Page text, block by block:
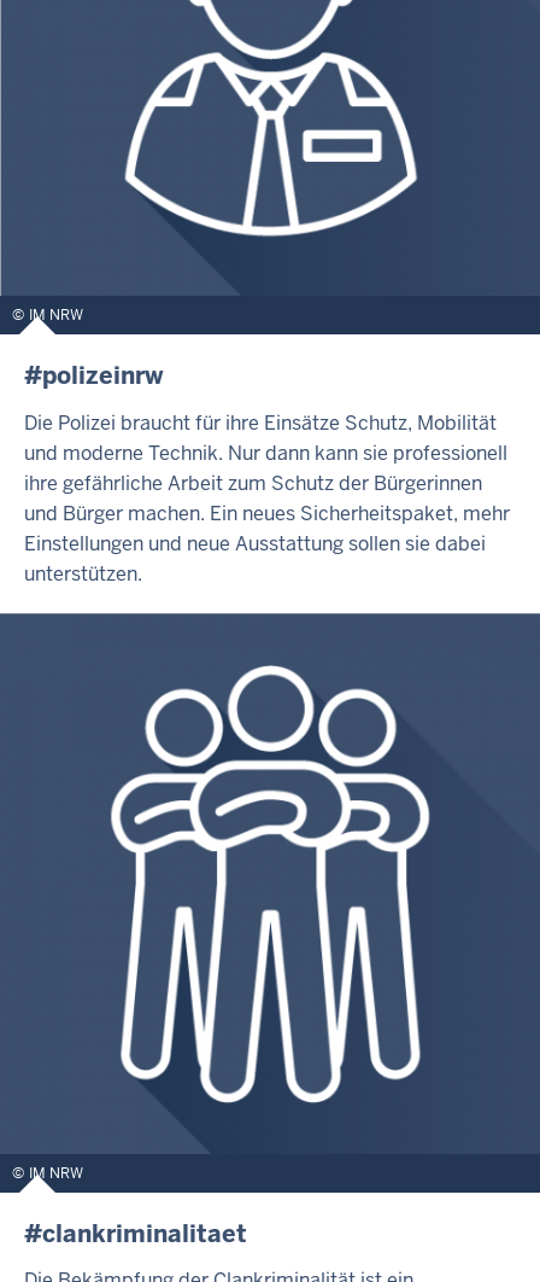
IM NRW
#polizeinrw
Die Polizei braucht für ihre Einsätze Schutz, Mobilität
und moderne Technik. Nur dann kann sie professionell
ihre gefährliche Arbeit zum Schutz der Bürgerinnen
und Bürger machen. Ein neues Sicherheitspaket, mehr
Einstellungen und neue Ausstattung sollen sie dabei
unterstützen.
IM NRW
#clankriminalitaet